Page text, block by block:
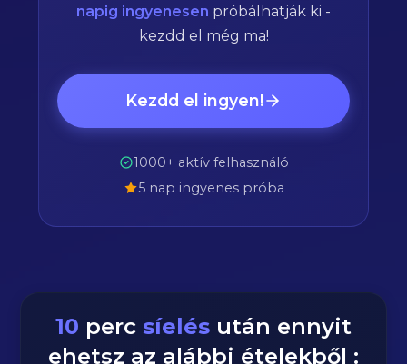
napig ingyenesen próbálhatják ki -
kezdd el még ma!
Kezdd el ingyen!
1000+ aktív felhasználó
5 nap ingyenes próba
10 perc síelés után ennyit
ehetsz az alábbi ételekből :